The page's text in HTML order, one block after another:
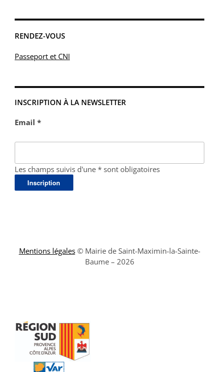
RENDEZ-VOUS
Passeport et CNI
INSCRIPTION À LA NEWSLETTER
Email *
Les champs suivis d'une * sont obligatoires
Mentions légales© Mairie de Saint-Maximin-la-Sainte-
Baume – 2026